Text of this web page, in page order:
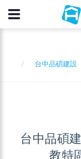
台中品碩建設
台中品碩
教特